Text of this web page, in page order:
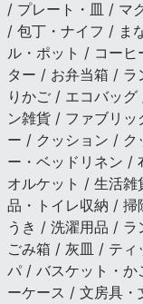
/ プレート・皿 / マ
/ 包丁・ナイフ / ま
ル・ポット / コー
ター / お弁当箱 / ラ
りかご / エコバッ
ン雑貨 / ファブリ
ー / クッション / ク
ー・ベッドリネン /
オルケット / 生活
品・トイレ収納 /
うき / 洗濯用品 / ラ
ごみ箱 / 灰皿 / ティ
パ / バスケット・
ーケース / 文房具